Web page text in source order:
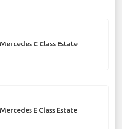
Mercedes C Class Estate
Mercedes E Class Estate